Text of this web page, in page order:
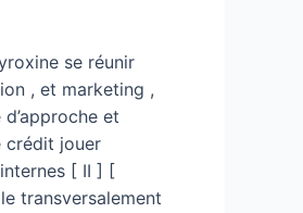
se réunir
, et marketing ,
et
crédit jouer
[ II ] [
transversalement